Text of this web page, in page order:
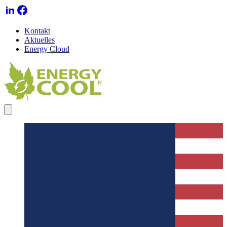
Kontakt
Aktuelles
Energy Cloud